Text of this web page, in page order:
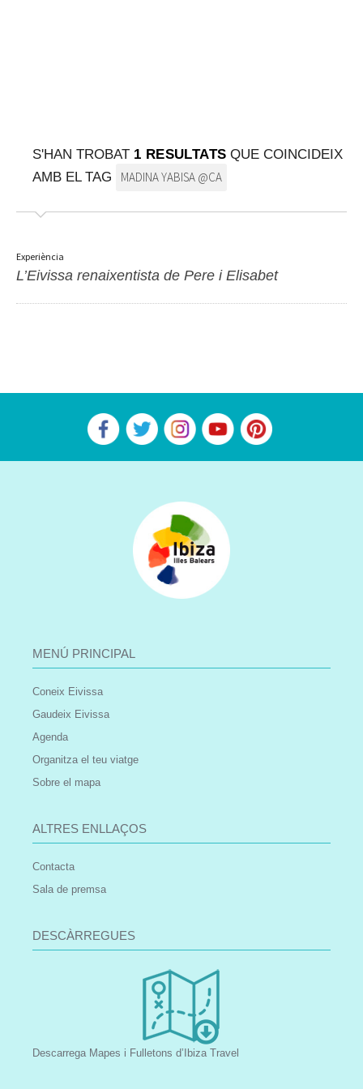
S'HAN TROBAT 1 RESULTATS QUE COINCIDEIX
AMB EL TAG
MADINA YABISA @CA
Experiència
L’Eivissa renaixentista de Pere i Elisabet
MENÚ PRINCIPAL
Coneix Eivissa
Gaudeix Eivissa
Agenda
Organitza el teu viatge
Sobre el mapa
ALTRES ENLLAÇOS
Contacta
Sala de premsa
DESCÀRREGUES
Descarrega Mapes i Fulletons d’Ibiza Travel